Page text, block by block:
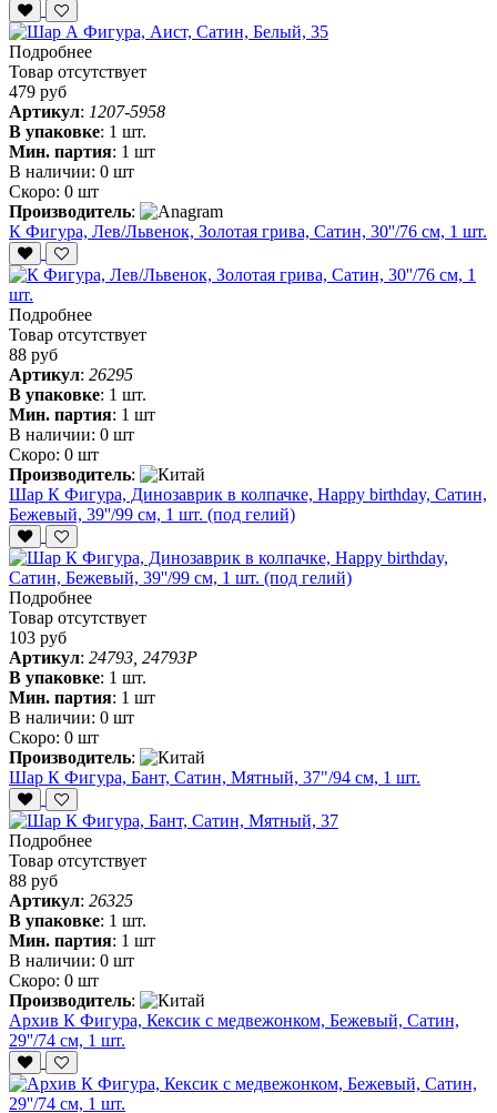
Подробнее
Товар отсутствует
479 руб
Артикул: 1207-5958
В упаковке: 1 шт.
Мин. партия: 1 шт
В наличии: 0 шт
Скоро: 0 шт
Производитель:
К Фигура, Лев/Львенок, Золотая грива, Сатин, 30''/76 см, 1 шт.
Подробнее
Товар отсутствует
88 руб
Артикул: 26295
В упаковке: 1 шт.
Мин. партия: 1 шт
В наличии: 0 шт
Скоро: 0 шт
Производитель:
Шар К Фигура, Динозаврик в колпачке, Happy birthday, Сатин,
Бежевый, 39''/99 см, 1 шт. (под гелий)
Подробнее
Товар отсутствует
103 руб
Артикул: 24793, 24793P
В упаковке: 1 шт.
Мин. партия: 1 шт
В наличии: 0 шт
Скоро: 0 шт
Производитель:
Шар К Фигура, Бант, Сатин, Мятный, 37"/94 см, 1 шт.
Подробнее
Товар отсутствует
88 руб
Артикул: 26325
В упаковке: 1 шт.
Мин. партия: 1 шт
В наличии: 0 шт
Скоро: 0 шт
Производитель:
Архив К Фигура, Кексик с медвежонком, Бежевый, Сатин,
29''/74 см, 1 шт.